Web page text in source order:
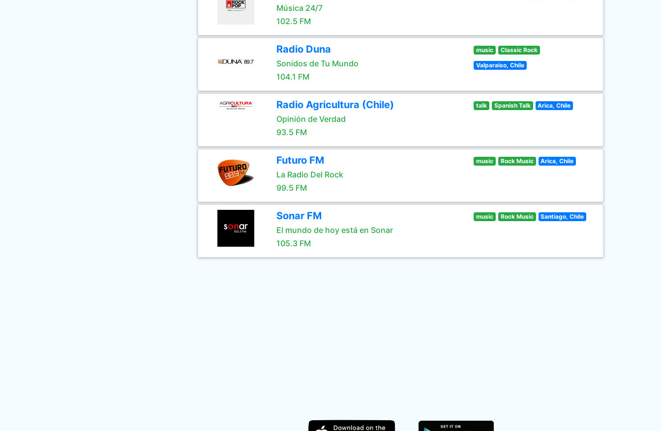
Música 24/7
102.5 FM
Radio Duna
Sonidos de Tu Mundo
104.1 FM
music Classic Rock
Valparaiso, Chile
Radio Agricultura (Chile)
Opinión de Verdad
93.5 FM
talk Spanish Talk Arica, Chile
Futuro FM
La Radio Del Rock
99.5 FM
music Rock Music Arica, Chile
Sonar FM
El mundo de hoy está en Sonar
105.3 FM
music Rock Music Santiago, Chile